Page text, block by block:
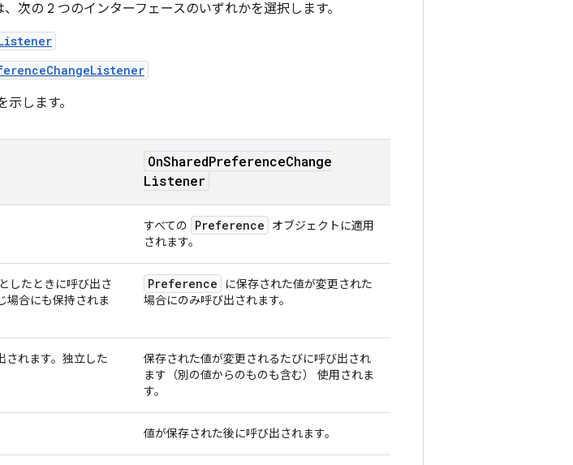
次の 2 つのインターフェースのいずれかを選択します。
します。
OnSharedPreferenceChange
Listener
すべての Preference
オブジェクトに適用
されます。
したときに呼び出さ
場合にも保持されま
Preference
に保存された値が変更された
場合にのみ呼び出されます。
されます。独立した
保存された値が変更されるたびに呼び出され
ます（別の値からのものも含む） 使用されま
す。
値が保存された後に呼び出されます。